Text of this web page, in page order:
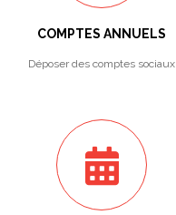
COMPTES ANNUELS
Déposer des comptes sociaux